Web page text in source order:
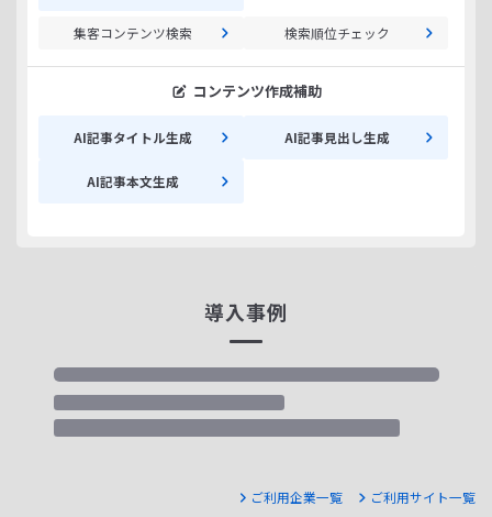
集客コンテンツ検索 検索順位チェック
コンテンツ作成補助
AI記事タイトル生成 AI記事見出し生成
AI記事本文生成
導入事例
ご利用企業一覧 ご利用サイト一覧